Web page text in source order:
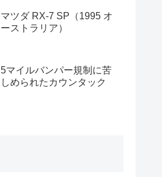
マツダ RX-7 SP（1995 オ
ーストラリア）
5マイルバンパー規制に苦
しめられたカウンタック